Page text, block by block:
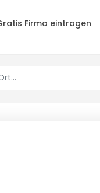
Firma eintragen